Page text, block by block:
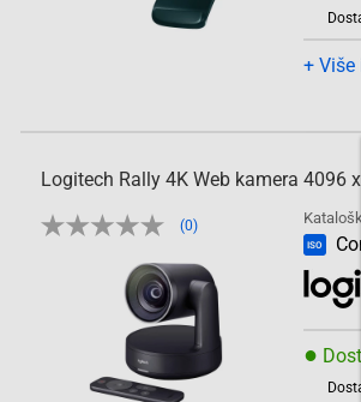
+
Logitech Rally 4K Web kamera 4096
(0)
ISO
●